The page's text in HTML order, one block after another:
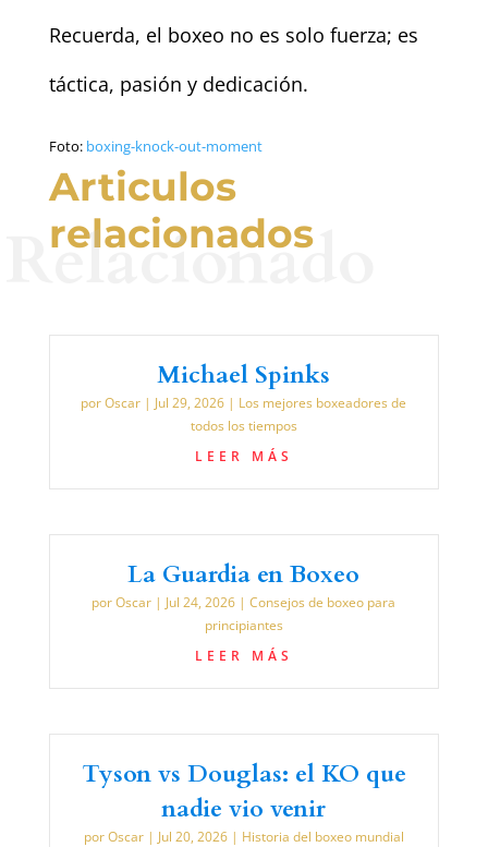
Recuerda, el boxeo no es solo fuerza; es
táctica, pasión y dedicación.
Foto: boxing-knock-out-moment
Articulos
relacionados
Relacionado
Michael Spinks
porOscar | Jul 29, 2026 | Los mejores boxeadores de
todos los tiempos
LEER MÁS
La Guardia en Boxeo
porOscar | Jul 24, 2026 |Consejos de boxeo para
principiantes
LEER MÁS
Tyson vs Douglas: el KO que
nadie vio venir
porOscar| Jul 20, 2026| Historia del boxeo mundial